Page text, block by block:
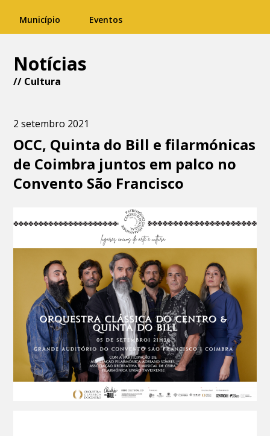
Município Eventos
Notícias
// Cultura
2 setembro 2021
OCC, Quinta do Bill e filarmónicas
de Coimbra juntos em palco no
Convento São Francisco